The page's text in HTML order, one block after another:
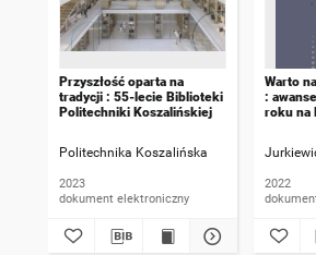
Przyszłość oparta na
tradycji : 55-lecie Biblioteki
Politechniki Koszalińskiej
Politechnika Koszalińska
2023
dokument elektroniczny
Warto
:
roku na
2022